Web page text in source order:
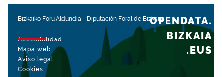
Bizkaiko Foru Aldundia - Diputación Foral de Bizkaia
Accesibilidad
Mapa web
Aviso legal
Cookies
OPENDATA.
BIZKAIA
.EUS